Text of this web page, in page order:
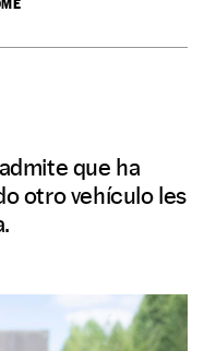
que ha
otro vehículo les